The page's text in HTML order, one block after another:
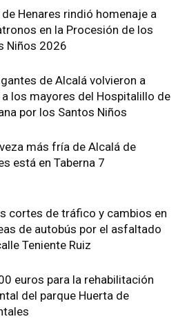
Henares rindió homenaje a
en la Procesión de los
Niños 2026
de Alcalá volvieron a
los mayores del Hospitalillo de
por los Santos Niños
más fría de Alcalá de
está en Taberna 7
cortes de tráfico y cambios en
de autobús por el asfaltado
Teniente Ruiz
euros para la rehabilitación
del parque Huerta de